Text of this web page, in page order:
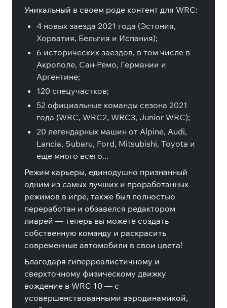
Уникальный в своем роде контент для WRC:
4 новых заезда 2021 года (Эстония,
Хорватия, Бельгия и Испания);
6 исторических заездов, в том числе в
Акрополе, Сан-Ремо, Германии и
Аргентине;
120 спецучастков;
52 официальные команды сезона 2021
года (WRC, WRC2, WRC3, Junior WRC);
20 легендарных машин от Alpine, Audi,
Lancia, Subaru, Ford, Mitsubishi, Toyota и
еще много всего...
Режим карьеры, единодушно признанный
одним из самых лучших и проработанных
режимов в игре, также был полностью
переработан и обзавелся редактором
ливрей — теперь вы можете создать
собственную команду и раскрасить
современные автомобили в свои цвета!
Благодаря гиперреалистичному и
сверхточному физическому движку
вождение в WRC 10 — с
усовершенствованными аэродинамикой,